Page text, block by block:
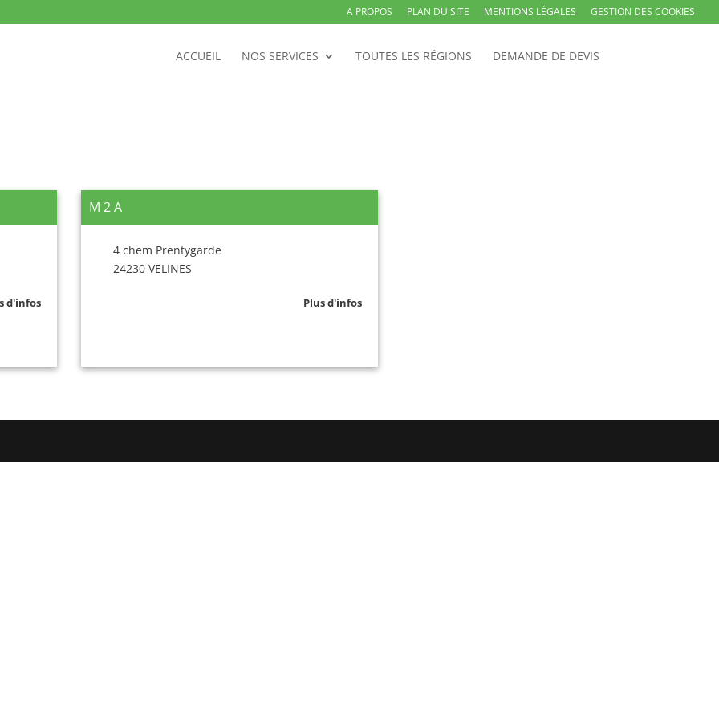
A PROPOS PLAN DU SITE MENTIONS LÉGALES GESTION DES COOKIES
ACCUEIL NOS SERVICES TOUTES LES RÉGIONS DEMANDE DE DEVIS
d'infos
M 2 A
4 chem Prentygarde
24230 VELINES
Plus d'infos